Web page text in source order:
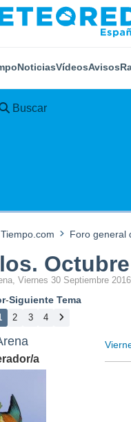
NoticiasVídeosAvisos
Buscar
Foro general
Viernes 30 Septiembre
-Siguiente Tema
2 3 4
a